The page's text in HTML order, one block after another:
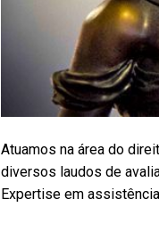
Atuamos na área do
diversos laudos de
Expertise em